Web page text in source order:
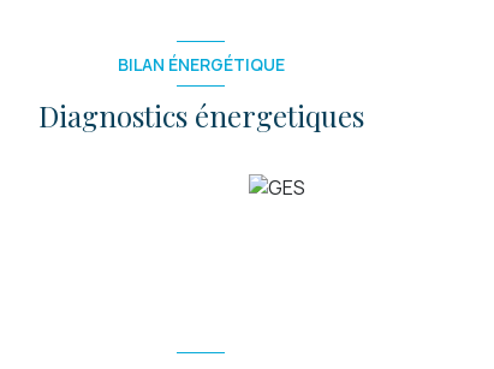
auxquels ce bien est exposé sont disponibles sur le site
BILAN ÉNERGÉTIQUE
Diagnostics énergetiques